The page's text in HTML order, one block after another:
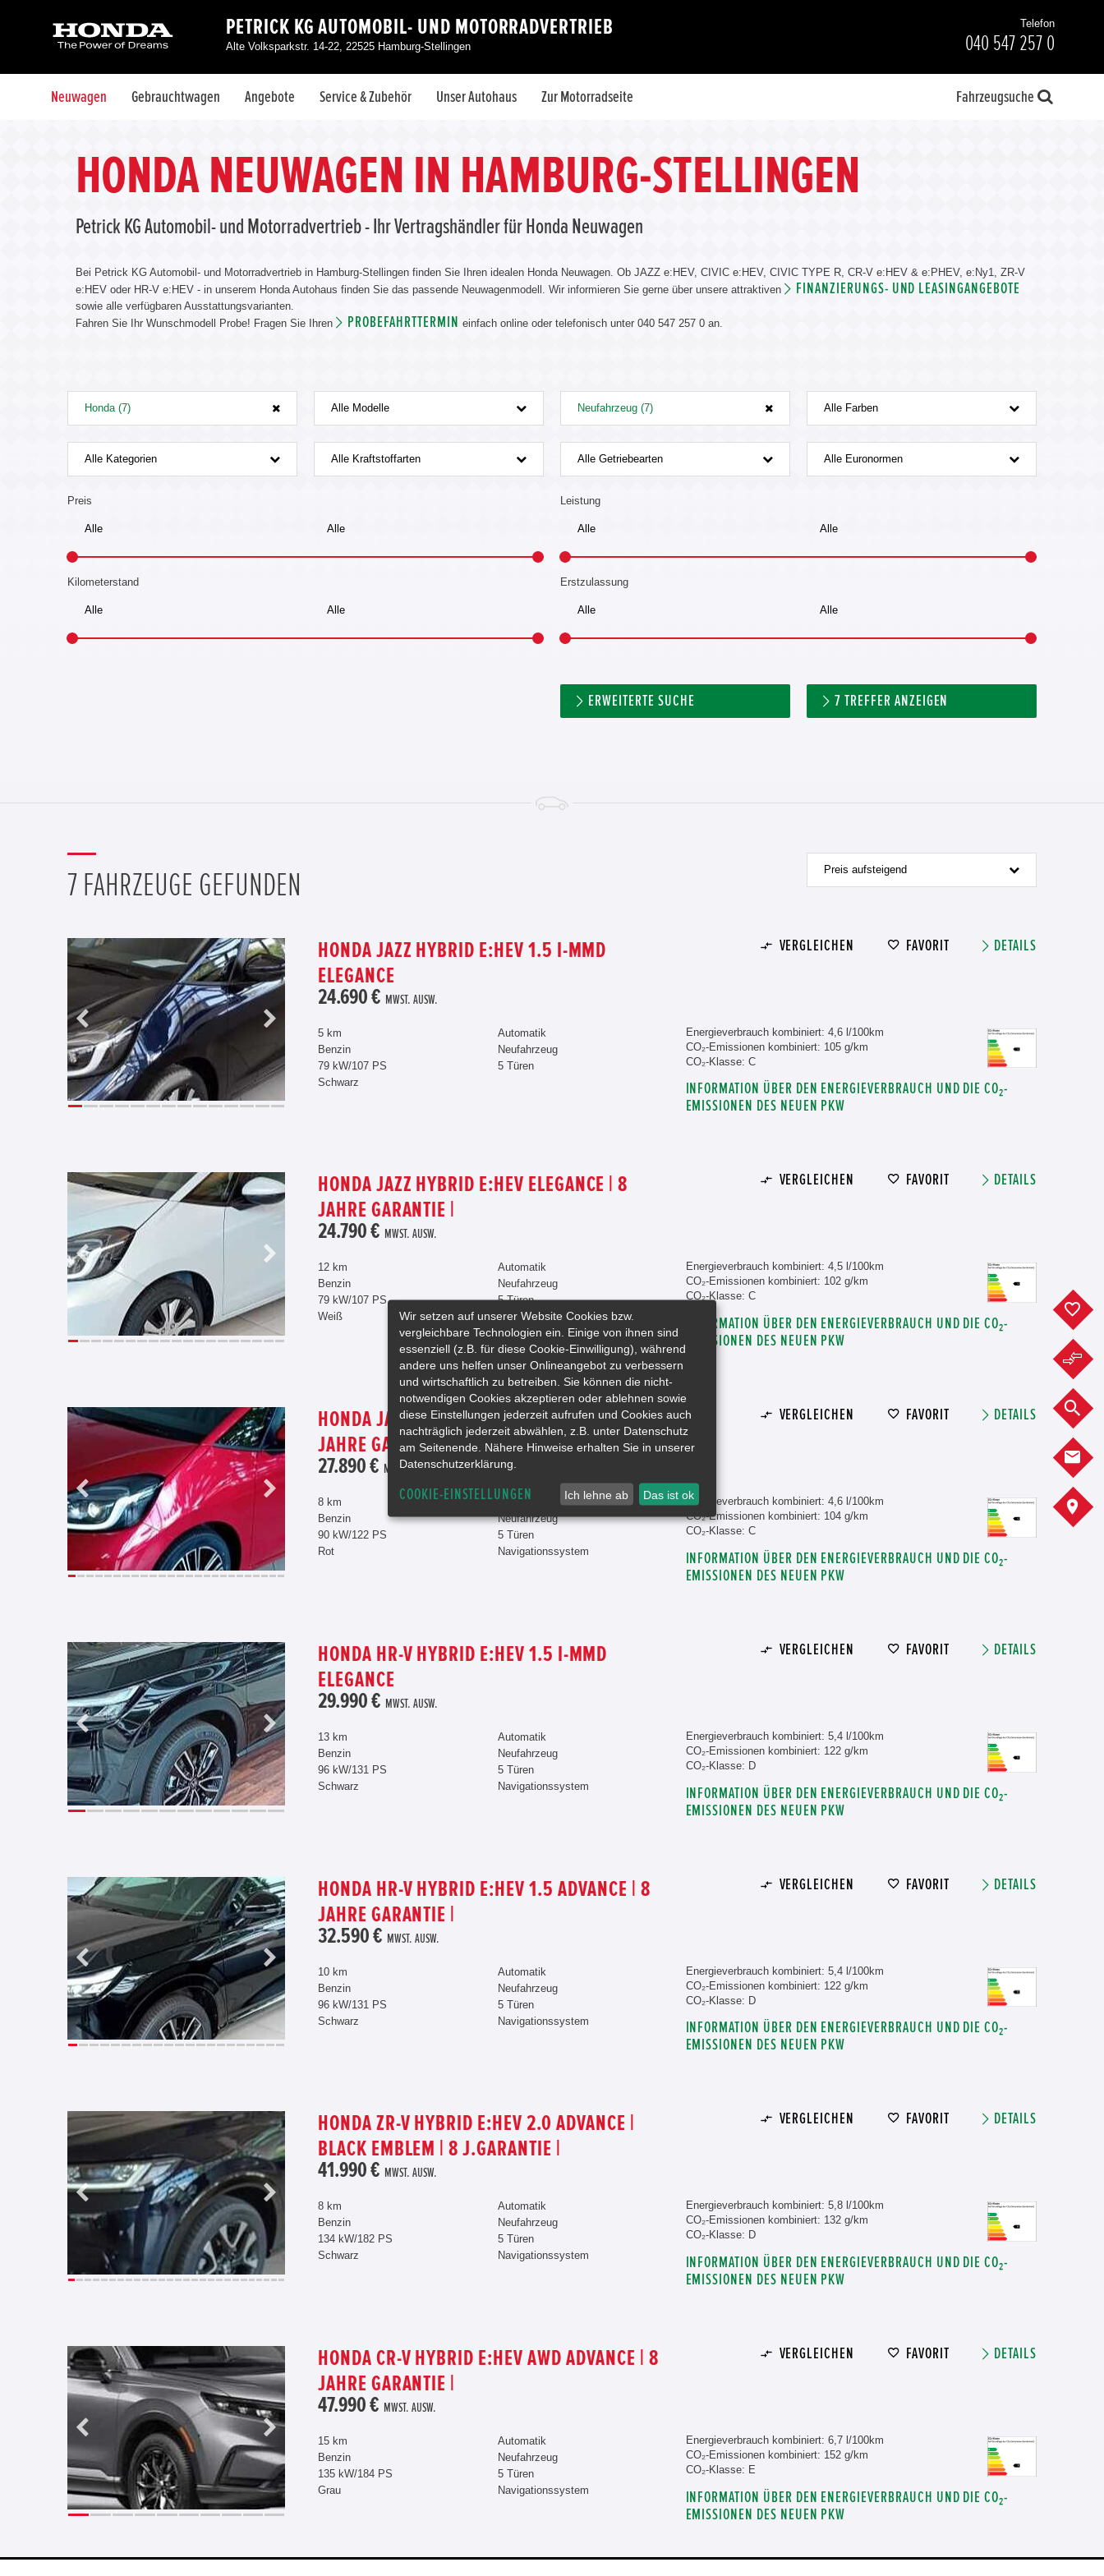
PETRICK KG AUTOMOBIL- UND MOTORRADVERTRIEB
Alte Volksparkstr. 14-22, 22525 Hamburg-Stellingen
Telefon
040 547 257 0
Neuwagen Gebrauchtwagen Angebote Service & Zubehör Unser Autohaus Zur Motorradseite Fahrzeugsuche
HONDA NEUWAGEN IN HAMBURG-STELLINGEN
Petrick KG Automobil- und Motorradvertrieb - Ihr Vertragshändler für Honda Neuwagen
Bei Petrick KG Automobil- und Motorradvertrieb in Hamburg-Stellingen finden Sie Ihren idealen Honda Neuwagen. Ob JAZZ e:HEV, CIVIC e:HEV, CIVIC TYPE R, CR-V e:HEV & e:PHEV, e:Ny1, ZR-V
e:HEV oder HR-V e:HEV - in unserem Honda Autohaus finden Sie das passende Neuwagenmodell. Wir informieren Sie gerne über unsere attraktiven
FINANZIERUNGS- UND LEASINGANGEBOTE
sowie alle verfügbaren Ausstattungsvarianten.
Fahren Sie Ihr Wunschmodell Probe! Fragen Sie Ihren
PROBEFAHRTTERMIN einfach online oder telefonisch unter 040 547 257 0 an.
Honda (7) Alle Modelle Neufahrzeug (7) Alle Farben
Alle Kategorien Alle Kraftstoffarten Alle Getriebearten Alle Euronormen
Preis Leistung
Kilometerstand Erstzulassung
ERWEITERTE SUCHE 7 TREFFER ANZEIGEN
7 FAHRZEUGE GEFUNDEN Preis aufsteigend
HONDA JAZZ HYBRID E:HEV 1.5 I-MMD
ELEGANCE
24.690 € MWST. AUSW.
VERGLEICHEN FAVORIT DETAILS
5 km
Benzin
79 kW/107 PS
Schwarz
Automatik
Neufahrzeug
5 Türen
Energieverbrauch kombiniert: 4,6 l/100km
CO₂-Emissionen kombiniert: 105 g/km
CO₂-Klasse: C
INFORMATION ÜBER DEN ENERGIEVERBRAUCH UND DIE CO₂-
EMISSIONEN DES NEUEN PKW
HONDA JAZZ HYBRID E:HEV ELEGANCE | 8
JAHRE GARANTIE |
24.790 € MWST. AUSW.
VERGLEICHEN FAVORIT DETAILS
12 km
Benzin
79 kW/107 PS
Weiß
Automatik
Neufahrzeug
5 Türen
Energieverbrauch kombiniert: 4,5 l/100km
CO₂-Emissionen kombiniert: 102 g/km
CO₂-Klasse: C
INFORMATION ÜBER DEN ENERGIEVERBRAUCH UND DIE CO₂-
EMISSIONEN DES NEUEN PKW
HONDA JAZZ HYBRID E:HEV 1.5 ADVANCE | 8
JAHRE GARANTIE |
27.890 € MWST. AUSW.
VERGLEICHEN FAVORIT DETAILS
8 km
Benzin
90 kW/122 PS
Rot
Automatik
Neufahrzeug
5 Türen
Navigationssystem
Energieverbrauch kombiniert: 4,6 l/100km
CO₂-Emissionen kombiniert: 104 g/km
CO₂-Klasse: C
INFORMATION ÜBER DEN ENERGIEVERBRAUCH UND DIE CO₂-
EMISSIONEN DES NEUEN PKW
HONDA HR-V HYBRID E:HEV 1.5 I-MMD
ELEGANCE
29.990 € MWST. AUSW.
VERGLEICHEN FAVORIT DETAILS
13 km
Benzin
96 kW/131 PS
Schwarz
Automatik
Neufahrzeug
5 Türen
Navigationssystem
Energieverbrauch kombiniert: 5,4 l/100km
CO₂-Emissionen kombiniert: 122 g/km
CO₂-Klasse: D
INFORMATION ÜBER DEN ENERGIEVERBRAUCH UND DIE CO₂-
EMISSIONEN DES NEUEN PKW
HONDA HR-V HYBRID E:HEV 1.5 ADVANCE | 8
JAHRE GARANTIE |
32.590 € MWST. AUSW.
VERGLEICHEN FAVORIT DETAILS
10 km
Benzin
96 kW/131 PS
Schwarz
Automatik
Neufahrzeug
5 Türen
Navigationssystem
Energieverbrauch kombiniert: 5,4 l/100km
CO₂-Emissionen kombiniert: 122 g/km
CO₂-Klasse: D
INFORMATION ÜBER DEN ENERGIEVERBRAUCH UND DIE CO₂-
EMISSIONEN DES NEUEN PKW
HONDA ZR-V HYBRID E:HEV 2.0 ADVANCE |
BLACK EMBLEM | 8 J.GARANTIE |
41.990 € MWST. AUSW.
VERGLEICHEN FAVORIT DETAILS
8 km
Benzin
134 kW/182 PS
Schwarz
Automatik
Neufahrzeug
5 Türen
Navigationssystem
Energieverbrauch kombiniert: 5,8 l/100km
CO₂-Emissionen kombiniert: 132 g/km
CO₂-Klasse: D
INFORMATION ÜBER DEN ENERGIEVERBRAUCH UND DIE CO₂-
EMISSIONEN DES NEUEN PKW
HONDA CR-V HYBRID E:HEV AWD ADVANCE | 8
JAHRE GARANTIE |
47.990 € MWST. AUSW.
VERGLEICHEN FAVORIT DETAILS
15 km
Benzin
135 kW/184 PS
Grau
Automatik
Neufahrzeug
5 Türen
Navigationssystem
Energieverbrauch kombiniert: 6,7 l/100km
CO₂-Emissionen kombiniert: 152 g/km
CO₂-Klasse: E
INFORMATION ÜBER DEN ENERGIEVERBRAUCH UND DIE CO₂-
EMISSIONEN DES NEUEN PKW
Wir setzen auf unserer Website Cookies bzw.
vergleichbare Technologien ein. Einige von ihnen sind
essenziell (z.B. für diese Cookie-Einwilligung), während
andere uns helfen unser Onlineangebot zu verbessern
und wirtschaftlich zu betreiben. Sie können die nicht-
notwendigen Cookies akzeptieren oder ablehnen sowie
diese Einstellungen jederzeit aufrufen und Cookies auch
nachträglich jederzeit abwählen, z.B. unter Datenschutz
am Seitenende. Nähere Hinweise erhalten Sie in unserer
Datenschutzerklärung.
COOKIE-EINSTELLUNGEN Ich lehne ab Das ist ok